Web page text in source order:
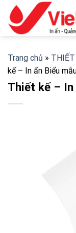
Skip
content
Trang chủ » THIẾT
kế – In ấn Biểu
Thiết kế – In